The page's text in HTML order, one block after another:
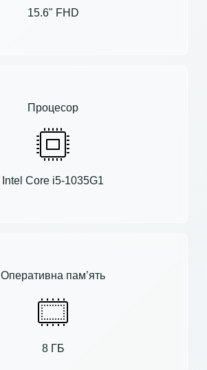
15.6" FHD
Процесор
Intel Core i5-1035G1
Оперативна пам’ять
8 ГБ